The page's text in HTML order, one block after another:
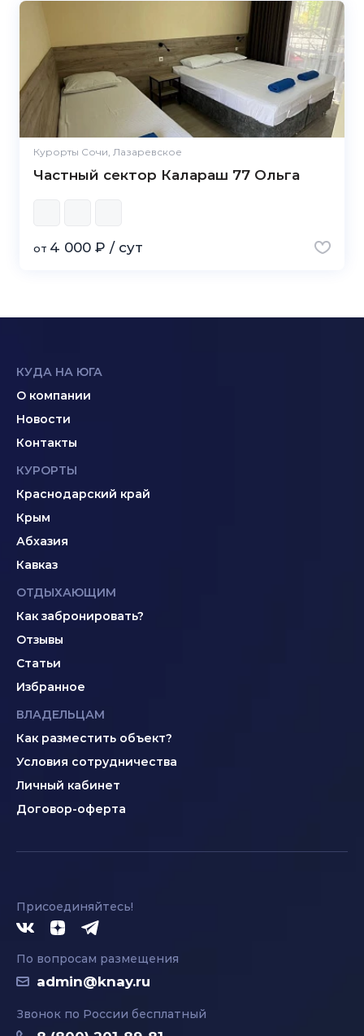
Курорты Сочи, Лазаревское
Частный сектор Калараш 77 Ольга
от 4 000 ₽ / сут
КУДА НА ЮГА
О компании
Новости
Контакты
КУРОРТЫ
Краснодарский край
Крым
Абхазия
Кавказ
ОТДЫХАЮЩИМ
Как забронировать?
Отзывы
Статьи
Избранное
ВЛАДЕЛЬЦАМ
Как разместить объект?
Условия сотрудничества
Личный кабинет
Договор-оферта
Присоединяйтесь!
По вопросам размещения
admin@knay.ru
Звонок по России бесплатный